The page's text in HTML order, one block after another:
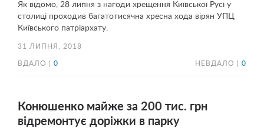
Як відомо, 28 липня з нагоди хрещення Київської Русі у
столиці проходив багатотисячна хресна хода вірян УПЦ
Київського патріархату.
31 ЛИПНЯ, 2018
ВДАЛО | 0 НЕВДАЛО | 0
Конюшенко майже за 200 тис. грн
відремонтує доріжки в парку